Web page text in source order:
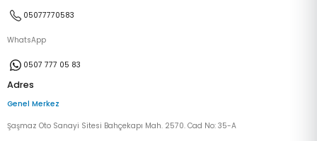
05077770583
WhatsApp
0507 777 05 83
Adres
Genel Merkez
Şaşmaz Oto Sanayi Sitesi Bahçekapı Mah. 2570. Cad No: 35-A